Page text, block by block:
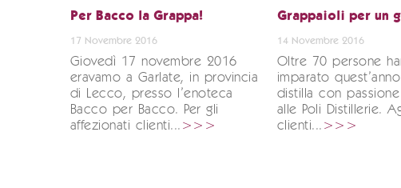
Per Bacco la Grappa!
17 Novembre 2016
Giovedì 17 novembre 2016
eravamo a Garlate, in provincia
di Lecco, presso l’enoteca
Bacco per Bacco. Per gli
affezionati clienti... >>>
Grappaioli per un
14 Novembre 2016
Oltre 70 persone
imparato
distilla con
alle Poli Distillerie.
clienti... >>>